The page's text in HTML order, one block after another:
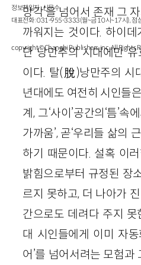
망각’을 넘어서 존재 그
까워지는 것이다. 하이데
단 낭만주의 시대에만
이다. 탈(脫)낭만주의 시
년대에도 여전히 시인들
계, 그‘사이’공간의‘틈’속
가까움’, 곧‘우리들 삶의
하기 때문이다. 설혹 이
밝힘으로부터 규정된 장
르지 못하고, 더 나아가
간으로도 데려다 주지 못
대 시인들에게 이미 자동
어’를 넘어서려는 모험
정보책임자 : 신문수
대표전화 : 031-955-3333(월~금 10시~17시), 점
copyright © Changbi Publishers, inc. All Rights